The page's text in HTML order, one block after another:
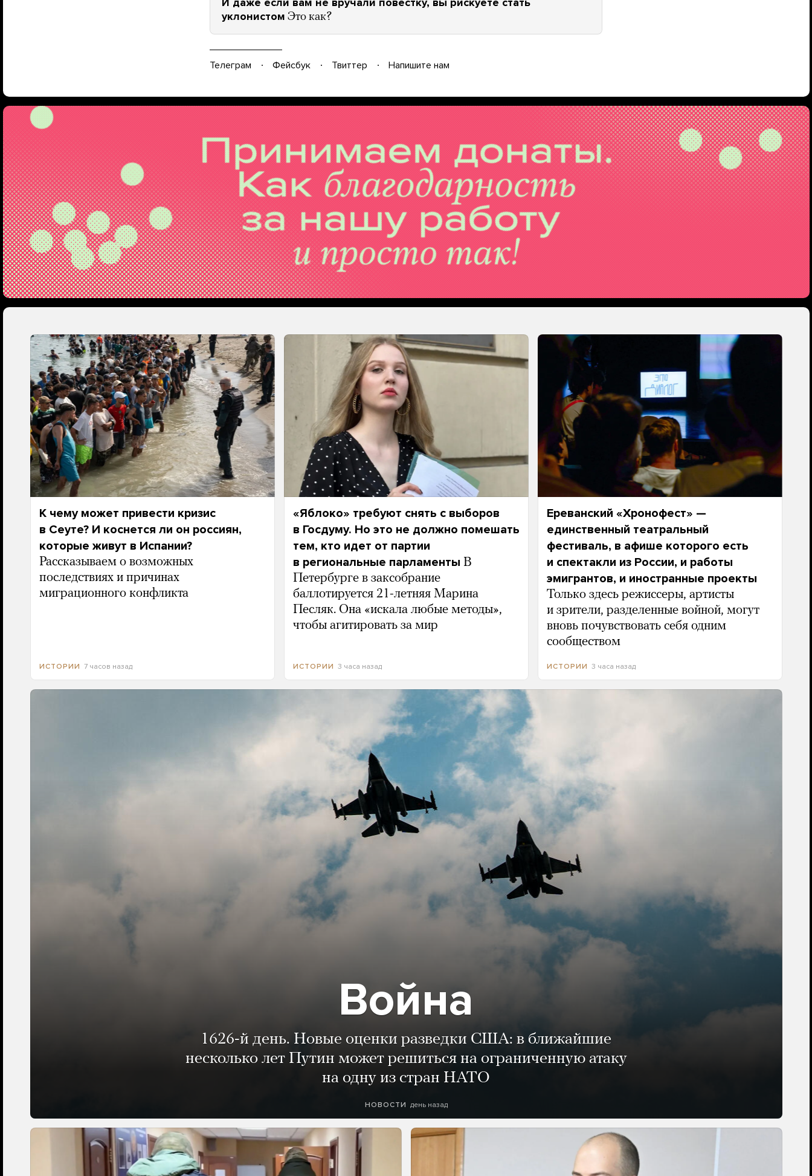
уклонистом Это как?
Телеграм Фейсбук Твиттер Напишите нам
К чему может привести кризис
в Сеуте? И коснется ли он россиян,
которые живут в Испании?
Рассказываем о возможных
последствиях и причинах
миграционного конфликта
ИСТОРИИ 7 часов назад
«Яблоко» требуют снять с выборов
в Госдуму. Но это не должно помешать
тем, кто идет от партии
в региональные парламенты В
Петербурге в заксобрание
баллотируется 21-летняя Марина
Песляк. Она «искала любые методы»,
чтобы агитировать за мир
ИСТОРИИ 3 часа назад
Ереванский «Хронофест» —
единственный театральный
фестиваль, в афише которого есть
и спектакли из России, и работы
эмигрантов, и иностранные проекты
Только здесь режиссеры, артисты
и зрители, разделенные войной, могут
вновь почувствовать себя одним
сообществом
ИСТОРИИ 3 часа назад
Война
1626-й день. Новые оценки разведки США: в ближайшие
несколько лет Путин может решиться на ограниченную атаку
на одну из стран НАТО
НОВОСТИ день назад